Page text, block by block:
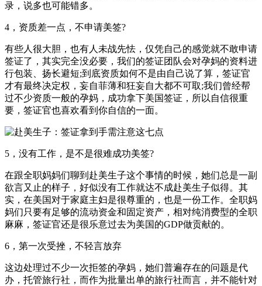
录，说多也可能错多。
4，资质差一点，不申请美签?
有些人很大胆，也有人未战先怯，仅凭自己的感觉就不敢申请
签证了，其实完全没必要，我们的签证团队会对孕妈的资料进
行包装、扬长避短;到底资质如何不是由自己说了算，签证官
才有最终决定权，妄自菲薄和狂妄自大都不可取;我们曾经帮
过不少资质一般的孕妈，成功拿下美国签证，所以自信很重
要，签证官也喜欢看到你自信的一面。
5，没有工作，是不是很难成功美签?
在跟全职妈妈们聊到赴美生子这个事情的时候，她们总是一副
欲言又止的样子，好似没有工作就达不成赴美生子似得。其
实，在美国对于家庭主妇是很尊重的，也是一份工作。全职妈
妈们只要有足够的流动资金和固定资产，相对纯消费型的全职
麻麻，签证官还是很乐意过去为美国的GDP做贡献的。
6，第一次受挫，不轻言放弃
这边处理过不少一次拒签的孕妈，她们普遍存在的问题是代
办，托管旅行社，而作为批量出单的旅行社而言，并不能针对